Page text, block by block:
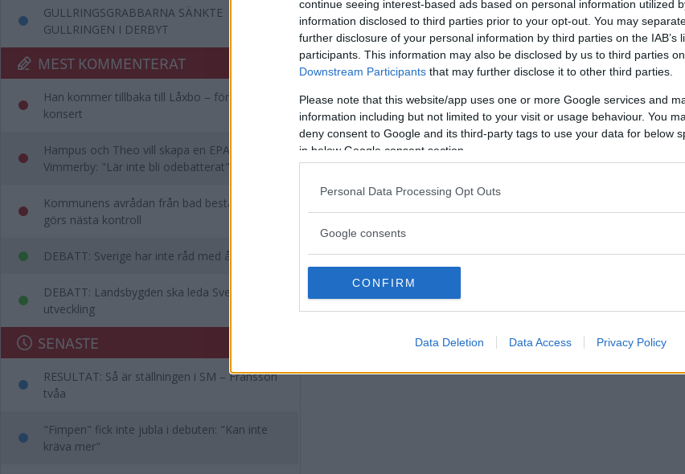
continue seeing interest-based ads based on personal information utilized
information disclosed to third parties prior to your opt-out. You may
further disclosure of your personal information by third parties on the IAB’s
participants. This information may also be disclosed by us to third parties
Downstream Participants that may further disclose it to other third parties.
Please note that this website/app uses one or more Google services and
information including but not limited to your visit or usage behaviour. You
deny consent to Google and its third-party tags to use your data for below
in below Google consent section.
Personal Data Processing Opt Outs
Google consents
CONFIRM
Data Deletion Data Access Privacy Policy
GULLRINGSGRABBARNA SÄNKTE
GULLRINGEN I DERBYT
MEST KOMMENTERAT
Han kommer tillbaka till Låxbo – för egen
konsert
Hampus och Theo vill skapa en EPA-slinga i
Vimmerby: "Lär inte bli odebatterat"
Kommunens avrådan från bad består – då
görs nästa kontroll
DEBATT: Sverige har inte råd med ålderism
DEBATT: Landsbygden ska leda Sveriges
utveckling
SENASTE
RESULTAT: Så är ställningen i SM – Fransson
tvåa
"Fimpen" fick inte jubla i debuten: "Kan inte
kräva mer"